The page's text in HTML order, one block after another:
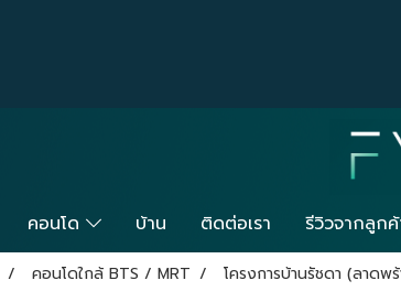
คอนโด บ้าน ติดต่อเรา รีวิวจากลูกค้
คอนโดใกล้ BTS / MRT โครงการบ้านรัชดา (ลาด